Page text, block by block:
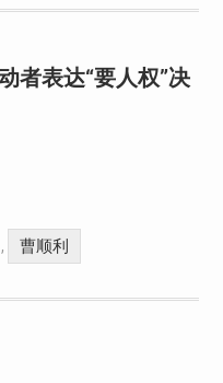
者表达“要人权”决
, 曹顺利